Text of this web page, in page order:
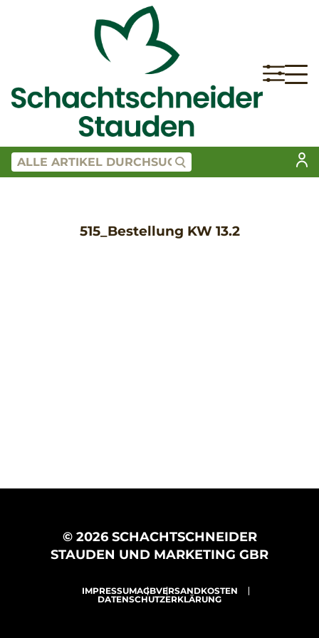
515_Bestellung KW 13.2
© 2026 SCHACHTSCHNEIDER
STAUDEN UND MARKETING GBR
IMPRESSUMAGBVERSANDKOSTEN
DATENSCHUTZERKLÄRUNG